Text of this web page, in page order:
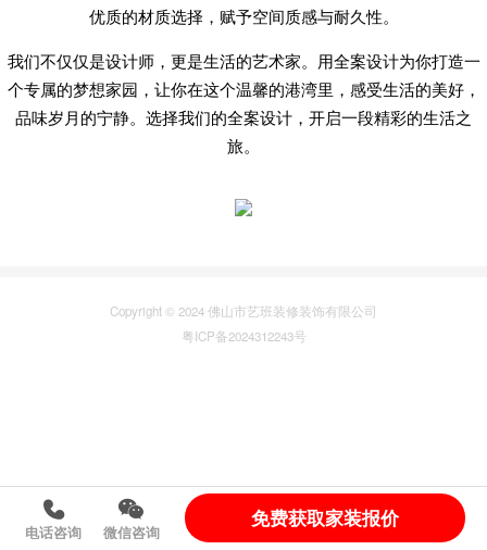
优质的材质选择，赋予空间质感与耐久性。
我们不仅仅是设计师，更是生活的艺术家。用全案设计为你打造一
个专属的梦想家园，让你在这个温馨的港湾里，感受生活的美好，
品味岁月的宁静。选择我们的全案设计，开启一段精彩的生活之
旅。
Copyright © 2024 佛山市艺班装修装饰有限公司
粤ICP备2024312243号
电话咨询 微信咨询
免费获取家装报价